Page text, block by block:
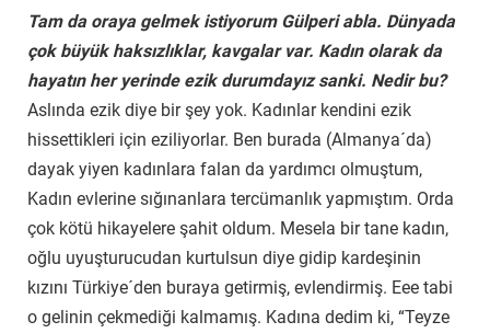
Tam da oraya gelmek istiyorum Gülperi abla. Dünyada
çok büyük haksızlıklar, kavgalar var. Kadın olarak da
hayatın her yerinde ezik durumdayız sanki. Nedir bu?
Aslında ezik diye bir şey yok. Kadınlar kendini ezik
hissettikleri için eziliyorlar. Ben burada (Almanya´da)
dayak yiyen kadınlara falan da yardımcı olmuştum,
Kadın evlerine sığınanlara tercümanlık yapmıştım. Orda
çok kötü hikayelere şahit oldum. Mesela bir tane kadın,
oğlu uyuşturucudan kurtulsun diye gidip kardeşinin
kızını Türkiye´den buraya getirmiş, evlendirmiş. Eee tabi
o gelinin çekmediği kalmamış. Kadına dedim ki, “Teyze